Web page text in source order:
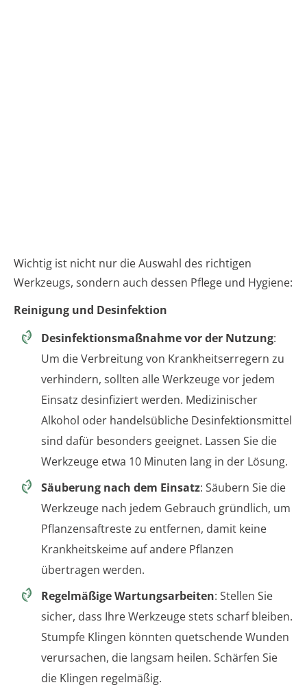
Wichtig ist nicht nur die Auswahl des richtigen
Werkzeugs, sondern auch dessen Pflege und Hygiene:
Reinigung und Desinfektion
Desinfektionsmaßnahme vor der Nutzung:
Um die Verbreitung von Krankheitserregern zu
verhindern, sollten alle Werkzeuge vor jedem
Einsatz desinfiziert werden. Medizinischer
Alkohol oder handelsübliche Desinfektionsmittel
sind dafür besonders geeignet. Lassen Sie die
Werkzeuge etwa 10 Minuten lang in der Lösung.
Säuberung nach dem Einsatz: Säubern Sie die
Werkzeuge nach jedem Gebrauch gründlich, um
Pflanzensaftreste zu entfernen, damit keine
Krankheitskeime auf andere Pflanzen
übertragen werden.
Regelmäßige Wartungsarbeiten: Stellen Sie
sicher, dass Ihre Werkzeuge stets scharf bleiben.
Stumpfe Klingen könnten quetschende Wunden
verursachen, die langsam heilen. Schärfen Sie
die Klingen regelmäßig.